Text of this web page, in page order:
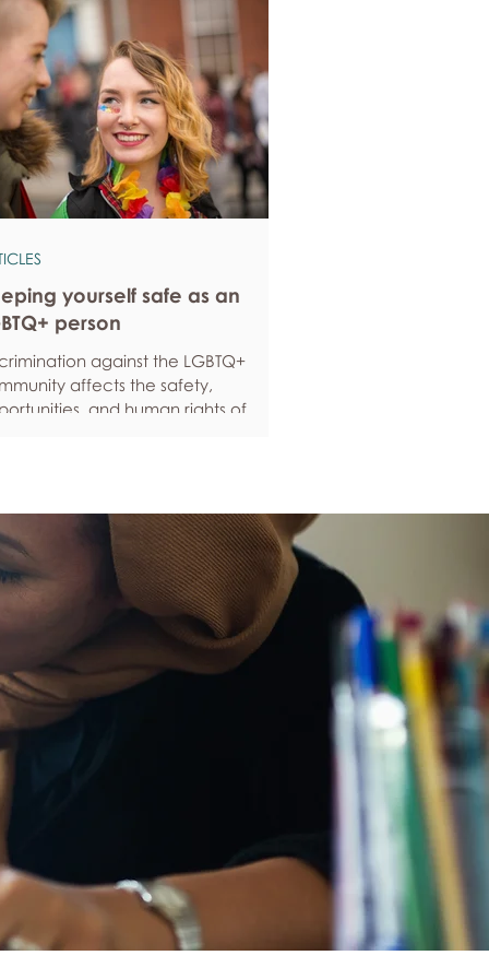
yourself safe as an
person
against the LGBTQ+
affects the safety,
and human rights of
your rights isn’t just about
safe - it’s also about feeling like
matter, and having control over
own life. Make sure you know your
rights in all sorts of situations – from
housin